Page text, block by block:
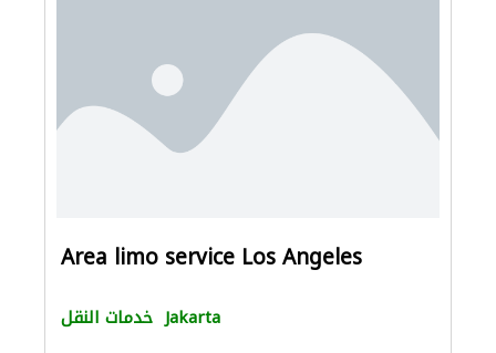
Area limo service Los Angeles
خدمات النقل Jakarta